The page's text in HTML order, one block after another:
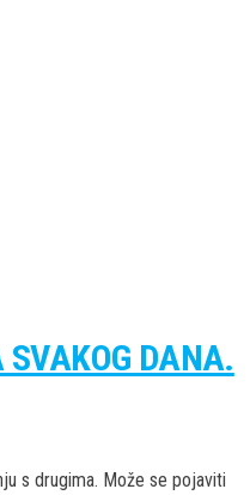
DANA.
s drugima. Može se pojaviti